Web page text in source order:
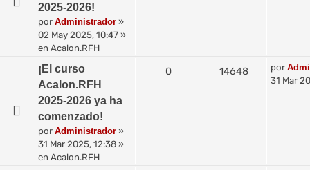
2025-2026!
por Administrador »
02 May 2025, 10:47 »
en Acalon.RFH
¡El curso
Acalon.RFH
2025-2026 ya ha
comenzado!
por Administrador »
31 Mar 2025, 12:38 »
en Acalon.RFH
0 14648 por
31 Mar